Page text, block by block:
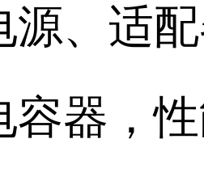
源、适
容器，